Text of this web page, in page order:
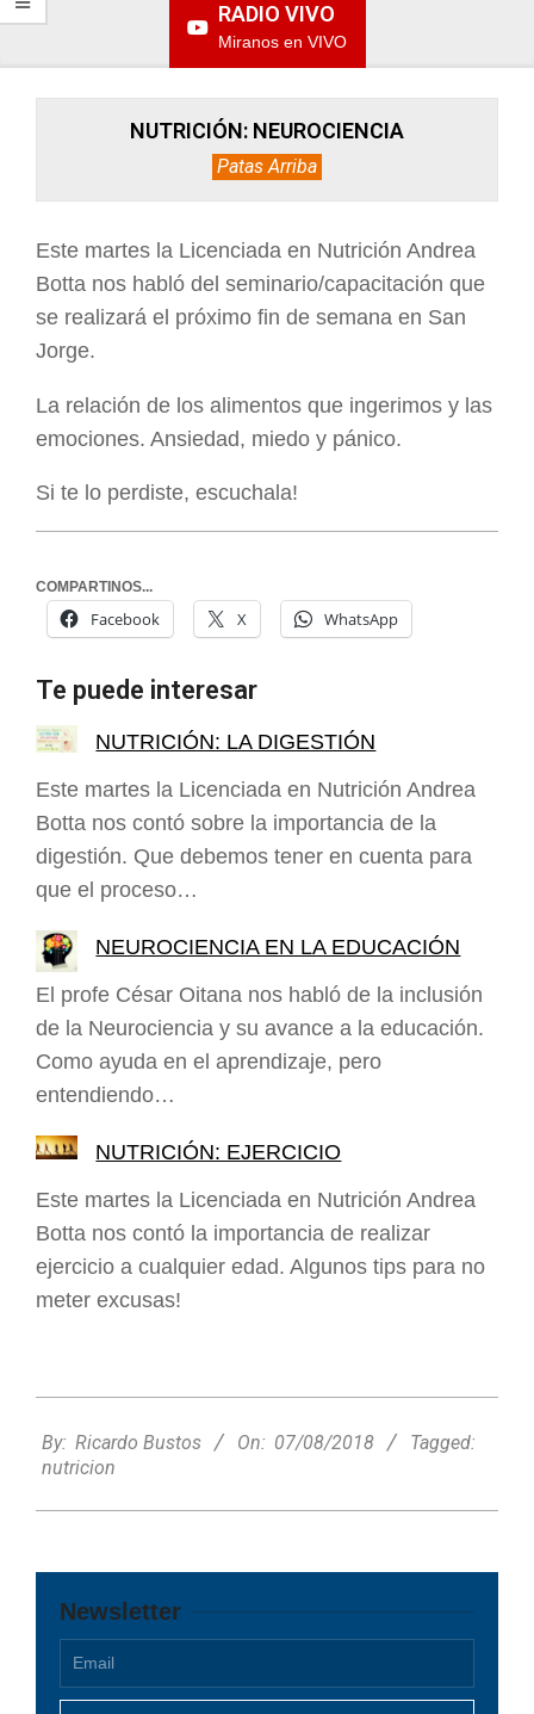
RADIO VIVO
Miranos en VIVO
NUTRICIÓN: NEUROCIENCIA
Patas Arriba
Este martes la Licenciada en Nutrición Andrea
Botta nos habló del seminario/capacitación que
se realizará el próximo fin de semana en San
Jorge.
La relación de los alimentos que ingerimos y las
emociones. Ansiedad, miedo y pánico.
Si te lo perdiste, escuchala!
COMPARTINOS...
Facebook X WhatsApp
Te puede interesar
NUTRICIÓN: LA DIGESTIÓN
Este martes la Licenciada en Nutrición Andrea
Botta nos contó sobre la importancia de la
digestión. Que debemos tener en cuenta para
que el proceso…
NEUROCIENCIA EN LA EDUCACIÓN
El profe César Oitana nos habló de la inclusión
de la Neurociencia y su avance a la educación.
Como ayuda en el aprendizaje, pero
entendiendo…
NUTRICIÓN: EJERCICIO
Este martes la Licenciada en Nutrición Andrea
Botta nos contó la importancia de realizar
ejercicio a cualquier edad. Algunos tips para no
meter excusas!
08-
07
By: Ricardo Bustos On: 07/08/2018
Tagged:
nutricion
Newsletter